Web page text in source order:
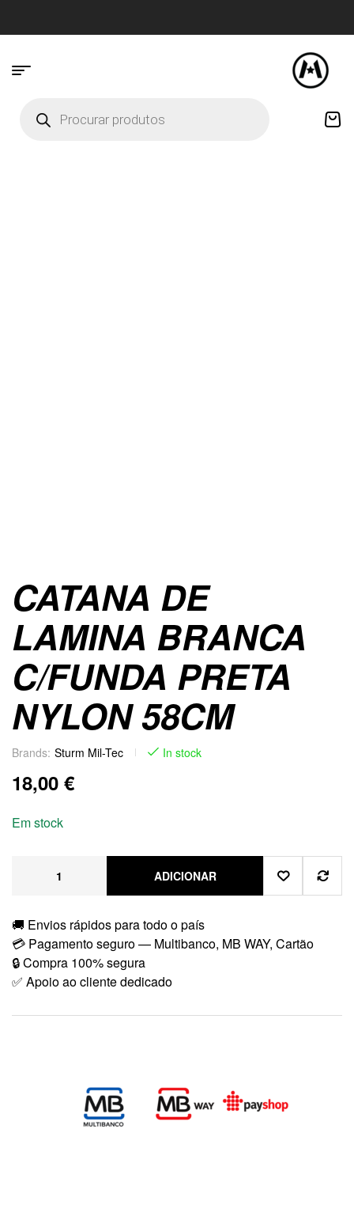
CATANA DE
LAMINA BRANCA
C/FUNDA PRETA
NYLON 58CM
Brands: Sturm Mil-Tec In stock
18,00 €
Em stock
ADICIONAR
🚚 Envios rápidos para todo o país
💳 Pagamento seguro — Multibanco, MB WAY, Cartão
🔒 Compra 100% segura
✅ Apoio ao cliente dedicado